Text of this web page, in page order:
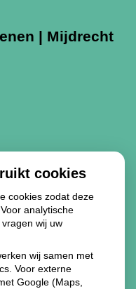
| Mijdrecht
cookies
cookies zodat deze
analytische
wij uw
wij samen met
Voor externe
Google (Maps,